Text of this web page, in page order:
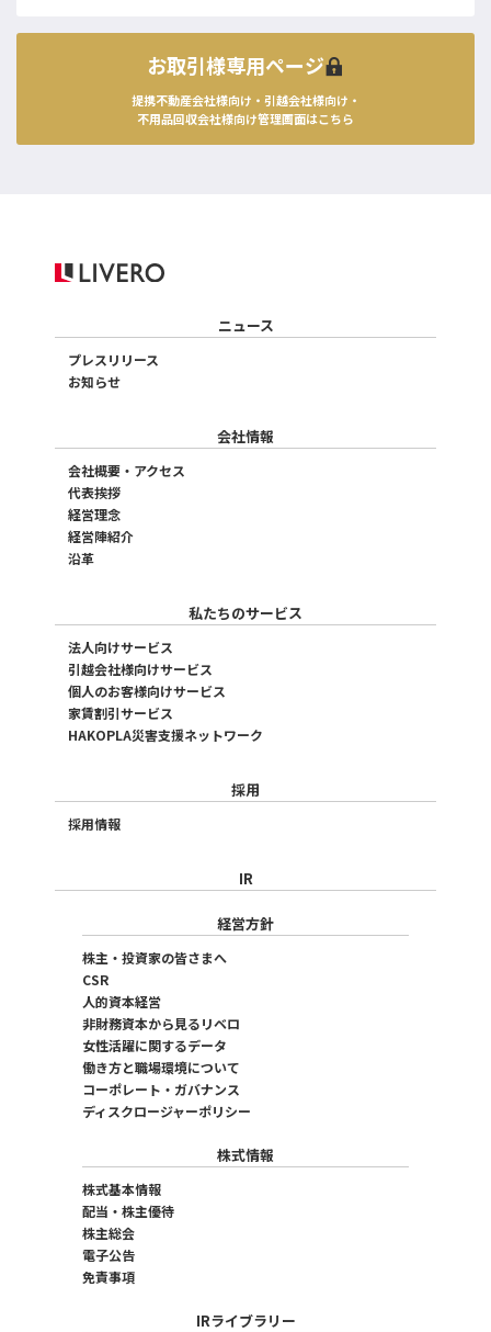
お取引様専用ページ
提携不動産会社様向け・引越会社様向け・
不用品回収会社様向け管理画面はこちら
ニュース
プレスリリース
お知らせ
会社情報
会社概要・アクセス
代表挨拶
経営理念
経営陣紹介
沿革
私たちのサービス
法人向けサービス
引越会社様向けサービス
個人のお客様向けサービス
家賃割引サービス
HAKOPLA災害支援ネットワーク
採用
採用情報
IR
経営方針
株主・投資家の皆さまへ
CSR
人的資本経営
非財務資本から見るリベロ
女性活躍に関するデータ
働き方と職場環境について
コーポレート・ガバナンス
ディスクロージャーポリシー
株式情報
株式基本情報
配当・株主優待
株主総会
電子公告
免責事項
IRライブラリー